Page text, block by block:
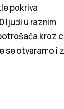
pokriva
ljudi u raznim
kroz
se otvaramo i